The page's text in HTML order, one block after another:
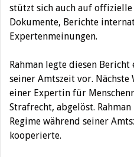
stützt sich auch auf offizielle
Dokumente, Berichte
Expertenmeinungen.
Rahman legte diesen Bericht
seiner Amtszeit vor. Nächste
einer Expertin für
Strafrecht, abgelöst.
Regime während seiner
kooperierte.